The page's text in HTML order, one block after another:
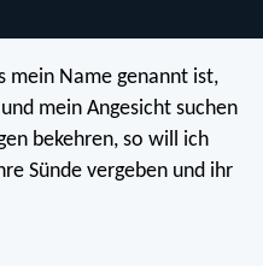
mein Name genannt ist,
mein Angesicht suchen
bekehren, so will ich
Sünde vergeben und ihr